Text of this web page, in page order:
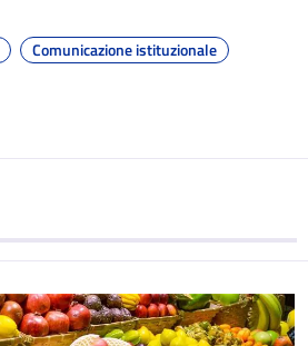
Comunicazione istituzionale